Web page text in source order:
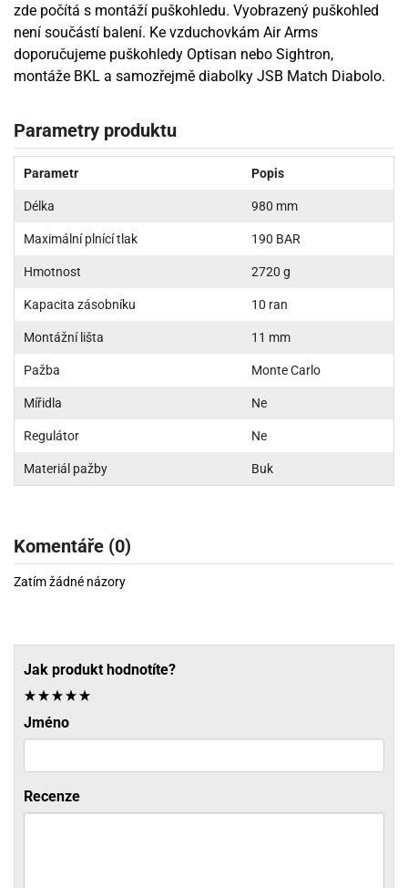
zde počítá s montáží puškohledu. Vyobrazený puškohled
není součástí balení. Ke vzduchovkám Air Arms
doporučujeme puškohledy Optisan nebo Sightron,
montáže BKL a samozřejmě diabolky JSB Match Diabolo.
Parametry produktu
Parametr Popis
Délka 980 mm
Maximální plnící tlak 190 BAR
Hmotnost 2720 g
Kapacita zásobníku 10 ran
Montážní lišta 11 mm
Pažba Monte Carlo
Mířidla Ne
Regulátor Ne
Materiál pažby Buk
Komentáře (0)
Zatím žádné názory
Jak produkt hodnotíte?
Jméno
Recenze